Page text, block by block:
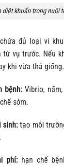
diệt khuẩn trong nuôi
đủ loại vi
từ vụ trước. Nếu
khi vừa thả giống.
bệnh:Vibrio,
sớm.
sinh:tạo môi
phí:hạn chế